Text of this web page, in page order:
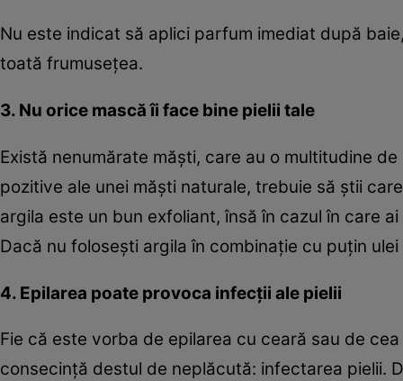
Nu este indicat să aplici parfum imediat după
toată frumuseţea.
3. Nu orice mască îi face bine pielii tale
Există nenumărate măşti, care au o multitudine
pozitive ale unei măşti naturale, trebuie să ştii
argila este un bun exfoliant, însă în cazul în care
Dacă nu foloseşti argila în combinaţie cu puţin
4. Epilarea poate provoca infecţii ale pielii
Fie că este vorba de epilarea cu ceară sau de
consecinţă destul de neplăcută: infectarea pielii.